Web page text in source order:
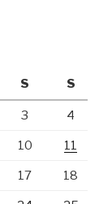
S S
3 4
10 11
17 18